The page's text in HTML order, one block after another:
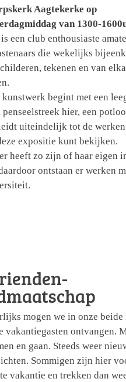
Aagtekerke op
van 1300-
een club enthousiaste
die wekelijks
tekenen en van
begint met een
penseelstreek hier, een
uiteindelijk tot de
expositie kunt bekijken.
heeft zo zijn of haar eigen
ontstaan er werken
mogen we in onze beide
vakantiegasten ontvangen.
en gaan. Steeds weer
Sommigen zijn hier
vakantie en trekken dan